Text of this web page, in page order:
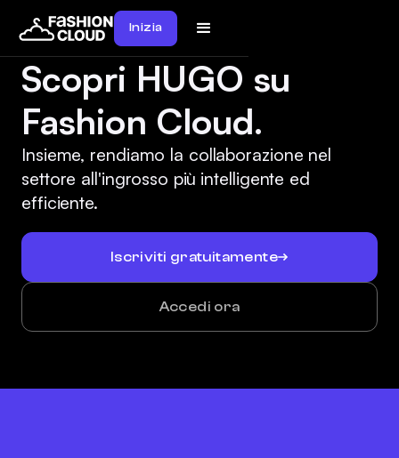
Inizia
Scopri HUGO su
Fashion Cloud.
Insieme, rendiamo la collaborazione nel
settore all'ingrosso più intelligente ed
efficiente.
Iscriviti gratuitamente
Accedi ora